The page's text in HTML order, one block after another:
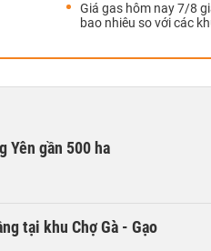
Giá gas hôm nay 7/8
bao nhiêu so với các
Yên gần 500 ha
tại khu Chợ Gà - Gạo